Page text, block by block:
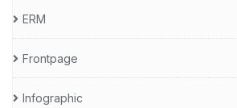
ERM
Frontpage
Infographic